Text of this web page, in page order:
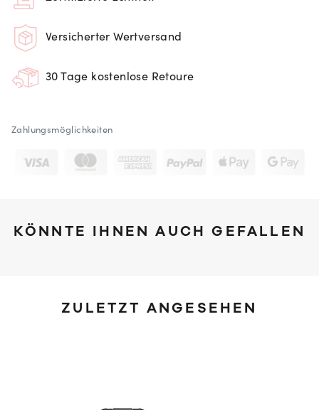
Versicherter Wertversand
30 Tage kostenlose Retoure
Zahlungsmöglichkeiten
KÖNNTE IHNEN AUCH GEFALLEN
ZULETZT ANGESEHEN